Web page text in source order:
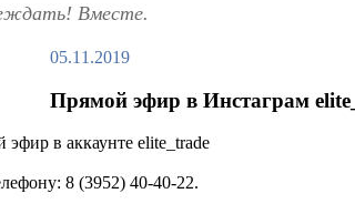
Вместе.
05.11.2019
Прямой эфир в Инстаграм
эфир в аккаунте elite_trade
8 (3952) 40-40-22.